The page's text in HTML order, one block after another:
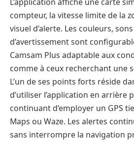
compteur, la vitesse limite de la
visuel d’alerte. Les couleurs,
d’avertissement sont
Camsam Plus adaptable aux
comme à ceux recherchant une
L’un de ses points forts réside
d’utiliser l’application en arrière
continuant d’employer un GPS
Maps ou Waze. Les alertes
sans interrompre la navigation